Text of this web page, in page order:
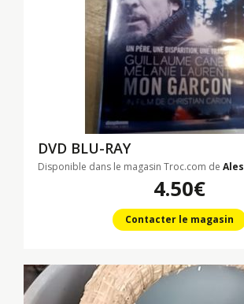
DVD BLU-RAY
Disponible dans le magasin Troc.com de Ales
4.50€
Contacter le magasin